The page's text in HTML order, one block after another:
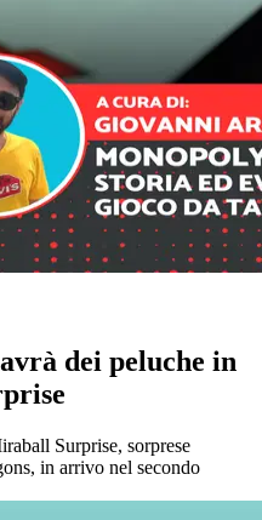
dei peluche in
Surprise, sorprese
in arrivo nel secondo